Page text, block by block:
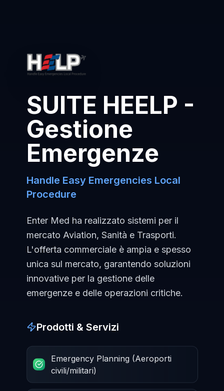
SUITE HEELP -
Gestione
Emergenze
Handle Easy Emergencies Local
Procedure
Enter Med ha realizzato sistemi per il
mercato Aviation, Sanità e Trasporti.
L'offerta commerciale è ampia e spesso
unica sul mercato, garantendo soluzioni
innovative per la gestione delle
emergenze e delle operazioni critiche.
Prodotti & Servizi
Emergency Planning (Aeroporti
civili/militari)